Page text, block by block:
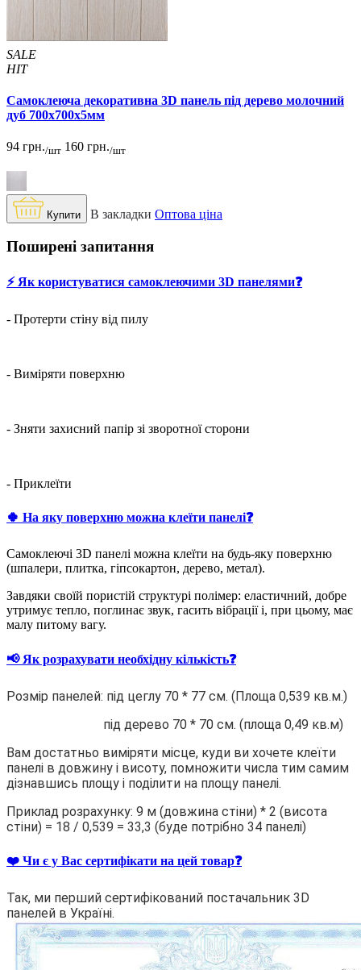
SALE
HIT
Самоклеюча декоративна 3D панель під дерево молочний
дуб 700x700x5мм
94 грн./шт 160 грн./шт
Купити В закладки Оптова ціна
Поширені запитання
⚡️ Як користуватися самоклеючими 3D панелями❓
- Протерти стіну від пилу
- Виміряти поверхню
- Зняти захисний папір зі зворотної сторони
- Приклеїти
🍀 На яку поверхню можна клеїти панелі❓
Самоклеючі 3D панелі можна клеїти на будь-яку поверхню
(шпалери, плитка, гіпсокартон, дерево, метал).
Завдяки своїй пористій структурі полімер: еластичний, добре
утримує тепло, поглинає звук, гасить вібрації і, при цьому, має
малу питому вагу.
📢 Як розрахувати необхідну кількість❓
Розмір панелей: під цеглу 70 * 77 см. (Площа 0,539 кв.м.)
під дерево 70 * 70 см. (площа 0,49 кв.м)
Вам достатньо виміряти місце, куди ви хочете клеїти
панелі в довжину і висоту, помножити числа тим самим
дізнавшись площу і поділити на площу панелі.
Приклад розрахунку: 9 м (довжина стіни) * 2 (висота
стіни) = 18 / 0,539 = 33,3 (буде потрібно 34 панелі)
❤️ Чи є у Вас сертифікати на цей товар❓
Так, ми перший сертифікований постачальник 3D
панелей в Україні.